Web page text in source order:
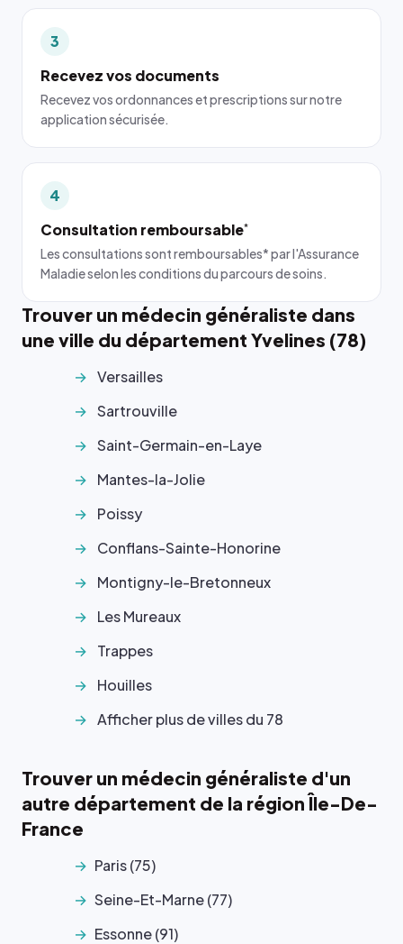
3
Recevez vos documents
Recevez vos ordonnances et prescriptions sur notre
application sécurisée.
4
Consultation remboursable*
Les consultations sont remboursables* par l'Assurance
Maladie selon les conditions du parcours de soins.
Trouver un médecin généraliste dans
une ville du département Yvelines (78)
Versailles
Sartrouville
Saint-Germain-en-Laye
Mantes-la-Jolie
Poissy
Conflans-Sainte-Honorine
Montigny-le-Bretonneux
Les Mureaux
Trappes
Houilles
Afficher plus de villes du 78
Trouver un médecin généraliste d'un
autre département de la région Île-De-
France
Paris (75)
Seine-Et-Marne (77)
Essonne (91)